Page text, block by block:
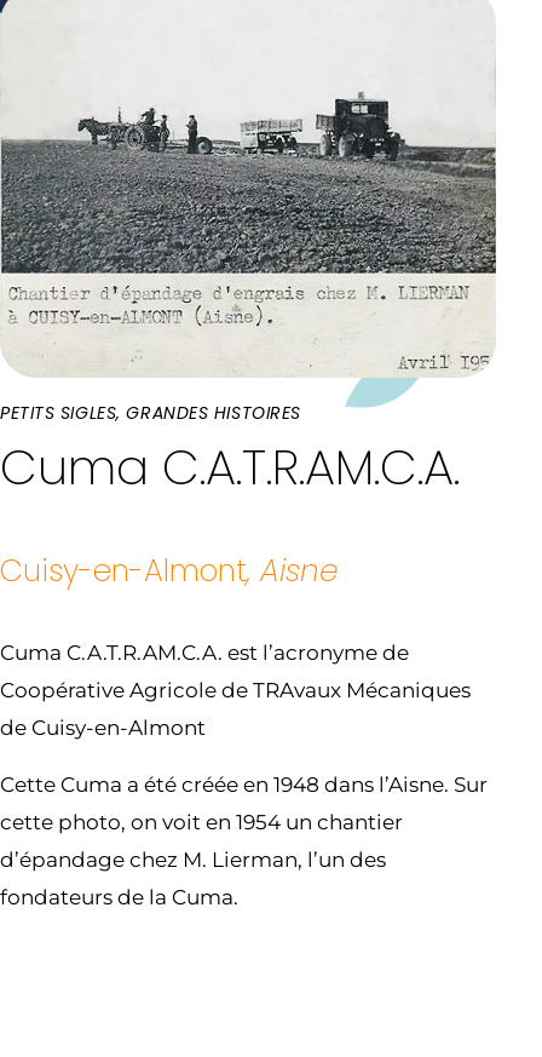
PETITS SIGLES, GRANDES HISTOIRES
Cuma C.A.T.R.AM.C.A.
Cuisy-en-Almont, Aisne
Cuma C.A.T.R.AM.C.A. est l’acronyme de
Coopérative Agricole de TRAvaux Mécaniques
de Cuisy-en-Almont
Cette Cuma a été créée en 1948 dans l’Aisne. Sur
cette photo, on voit en 1954 un chantier
d’épandage chez M. Lierman, l’un des
fondateurs de la Cuma.